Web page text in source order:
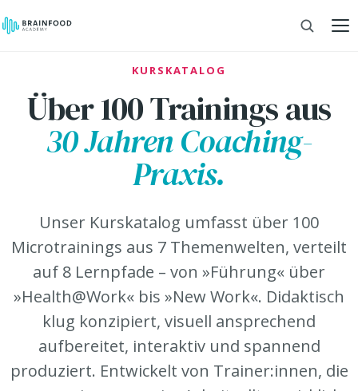
KURSKATALOG
Über 100 Trainings aus
30 Jahren Coaching-
Praxis.
Unser Kurskatalog umfasst über 100
Microtrainings aus 7 Themenwelten, verteilt
auf 8 Lernpfade – von »Führung« über
»Health@Work« bis »New Work«. Didaktisch
klug konzipiert, visuell ansprechend
aufbereitet, interaktiv und spannend
produziert. Entwickelt von Trainer:innen, die